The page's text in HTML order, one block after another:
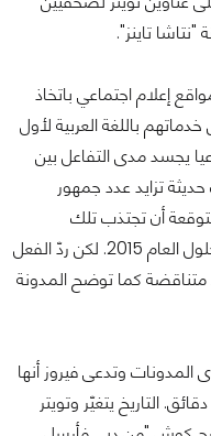
تاينز".
إعلام اجتماعي باتخاذ
باللغة العربية لأول
يجسد مدى التفاعل بين
تزايد عدد جمهور
أن تجتذب تلك
الوسائل نحو مائة مليون مشارك عربي بحلول العام 2015. لكن ردّ الفعل
متناقضة كما توضح المدونة
وتدعى فيروز أنها
كتبت على تويتر: "مبارك سيتحدّث بعد 10 دقائق. التاريخ يتغيّر وتويتر